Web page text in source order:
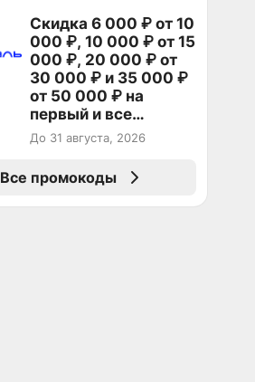
Скидка 6 000 ₽ от 10
000 ₽, 10 000 ₽ от 15
000 ₽, 20 000 ₽ от
30 000 ₽ и 35 000 ₽
от 50 000 ₽ на
первый и все
повторные заказы по
промокоду НАБЕРИ
До 31 августа, 2026
Все промокоды